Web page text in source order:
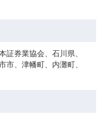
証券業協会、石川県、
市、津幡町、内灘町、